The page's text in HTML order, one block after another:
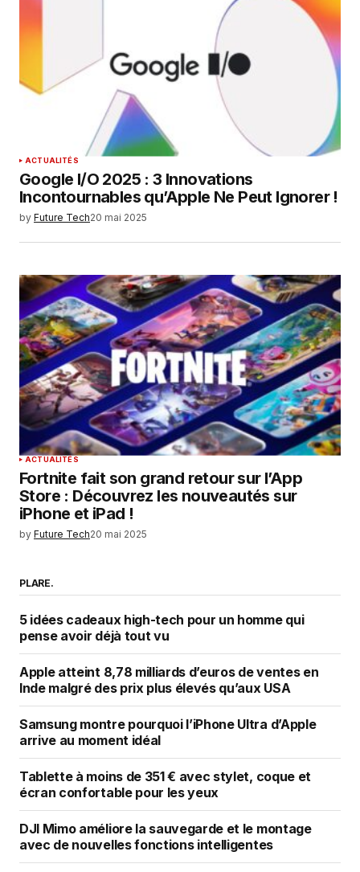
ACTUALITÉS
Google I/O 2025 : 3 Innovations
Incontournables qu’Apple Ne Peut Ignorer !
by Future Tech20 mai 2025
ACTUALITÉS
Fortnite fait son grand retour sur l’App
Store : Découvrez les nouveautés sur
iPhone et iPad !
by Future Tech20 mai 2025
PLARE.
5 idées cadeaux high-tech pour un homme qui
pense avoir déjà tout vu
Apple atteint 8,78 milliards d’euros de ventes en
Inde malgré des prix plus élevés qu’aux USA
Samsung montre pourquoi l’iPhone Ultra d’Apple
arrive au moment idéal
Tablette à moins de 351 € avec stylet, coque et
écran confortable pour les yeux
DJI Mimo améliore la sauvegarde et le montage
avec de nouvelles fonctions intelligentes